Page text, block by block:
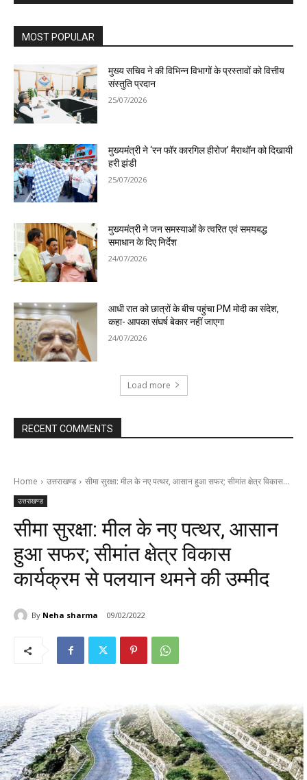
MOST POPULAR
मुख्य सचिव ने की विभिन्न विभागों के प्रस्तावों को वित्तीय
संस्तुति प्रदान
25/07/2026
मुख्यमंत्री ने ‘रन फॉर कारगिल हीरोज’ मैराथॉन को दिखायी
हरी झंडी
25/07/2026
मुख्यमंत्री ने जन समस्याओं के त्वरित एवं समयबद्ध
समाधान के दिए निर्देश
24/07/2026
आधी रात को छात्रों के बीच पहुंचा PM मोदी का संदेश,
कहा- आपका संघर्ष बेकार नहीं जाएगा
24/07/2026
Load more
RECENT COMMENTS